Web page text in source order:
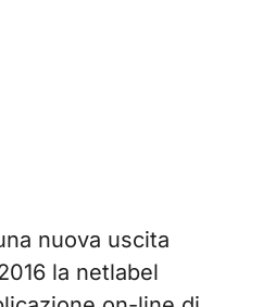
nuova uscita
la netlabel